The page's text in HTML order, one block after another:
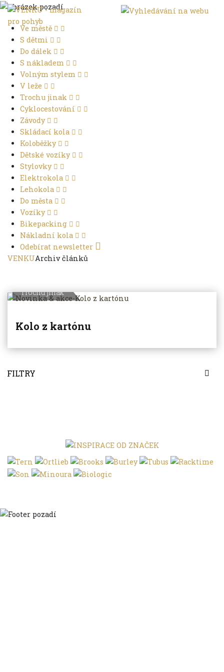
Ve městě
S dětmi
Do dálek
S nákladem
Volným stylem
V leže
Trochu jinak
Cyklocestování
Závody
Skládací kola
Koloběžky
Dětské vozíky
Stylovky
Elektrokola
Lehokola
Do města
Vozíky
Bikepacking
Nákladní kola
Odebírat newsletter
VENKUArchiv článků
FILTRY
Trochu jinak
Kolo z kartónu